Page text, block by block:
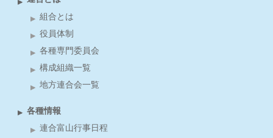
組合とは
役員体制
各種専門委員会
構成組織一覧
地方連合会一覧
各種情報
連合富山行事日程